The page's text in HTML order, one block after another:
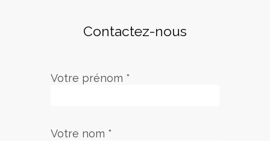
Contactez-nous
Votre prénom *
Votre nom *